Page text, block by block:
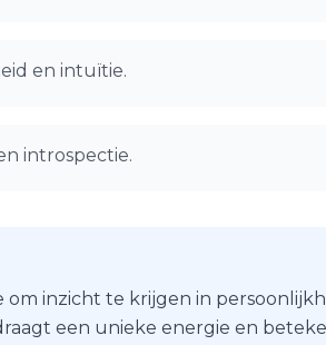
en intuïtie.
introspectie.
om inzicht te krijgen in
een unieke energie en